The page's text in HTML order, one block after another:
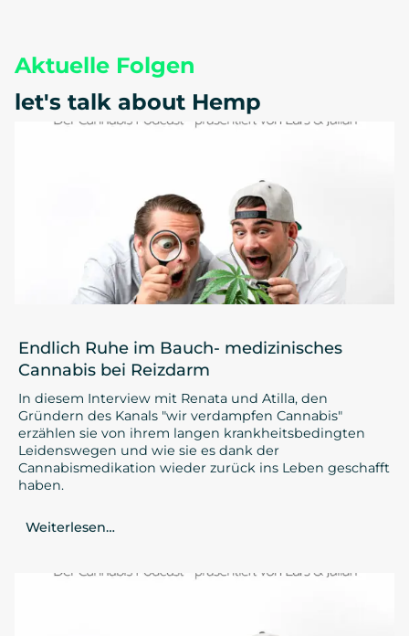
Aktuelle Folgen
let's talk about Hemp
Endlich Ruhe im Bauch- medizinisches
Cannabis bei Reizdarm
In diesem Interview mit Renata und Atilla, den
Gründern des Kanals "wir verdampfen Cannabis"
erzählen sie von ihrem langen krankheitsbedingten
Leidenswegen und wie sie es dank der
Cannabismedikation wieder zurück ins Leben geschafft
haben.
Weiterlesen…